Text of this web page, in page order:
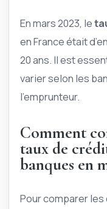
En mars 2023, le
en France était
20 ans. Il est
varier selon les
l’emprunteur.
Comment
taux de
banques en
Pour comparer